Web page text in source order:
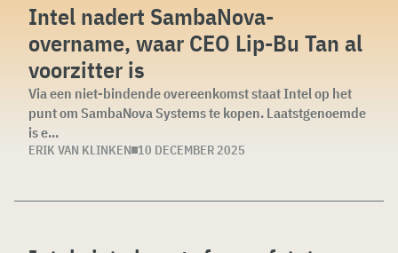
Intel nadert SambaNova-
overname, waar CEO Lip-Bu Tan al
voorzitter is
Via een niet-bindende overeenkomst staat Intel op het
punt om SambaNova Systems te kopen. Laatstgenoemde
is e...
ERIK VAN KLINKEN 10 DECEMBER 2025